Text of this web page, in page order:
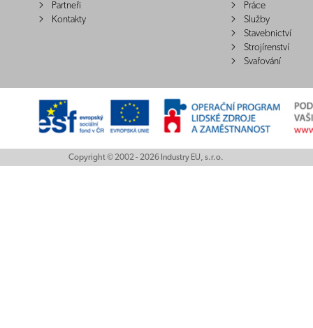
Partneři
Kontakty
Práce
Služby
Stavebnictví
Strojírenství
Svařování
Copyright © 2002 - 2026 Industry EU, s.r.o.